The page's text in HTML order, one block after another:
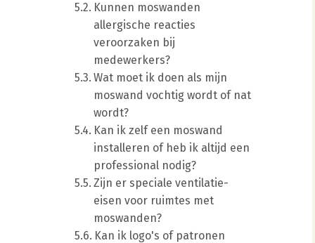
Kunnen moswanden
allergische reacties
veroorzaken bij
medewerkers?
Wat moet ik doen als mijn
moswand vochtig wordt of nat
wordt?
Kan ik zelf een moswand
installeren of heb ik altijd een
professional nodig?
Zijn er speciale ventilatie-
eisen voor ruimtes met
moswanden?
Kan ik logo's of patronen